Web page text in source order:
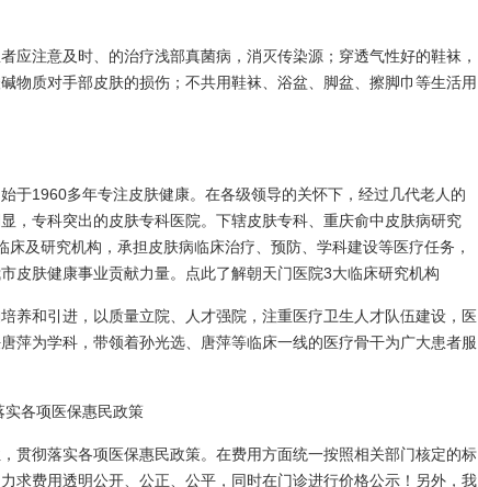
注意及时、的治疗浅部真菌病，消灭传染源；穿透气性好的鞋袜，
物质对手部皮肤的损伤；不共用鞋袜、浴盆、脚盆、擦脚巾等生活用
1960多年专注皮肤健康。在各级领导的关怀下，经过几代老人的
，专科突出的皮肤专科医院。下辖皮肤专科、重庆俞中皮肤病研究
及研究机构，承担皮肤病临床治疗、预防、学科建设等医疗任务，
皮肤健康事业贡献力量。点此了解朝天门医院3大临床研究机构
和引进，以质量立院、人才强院，注重医疗卫生人才队伍建设，医
萍为学科，带领着孙光选、唐萍等临床一线的医疗骨干为广大患者服
实各项医保惠民政策
彻落实各项医保惠民政策。在费用方面统一按照相关部门核定的标
求费用透明公开、公正、公平，同时在门诊进行价格公示！另外，我